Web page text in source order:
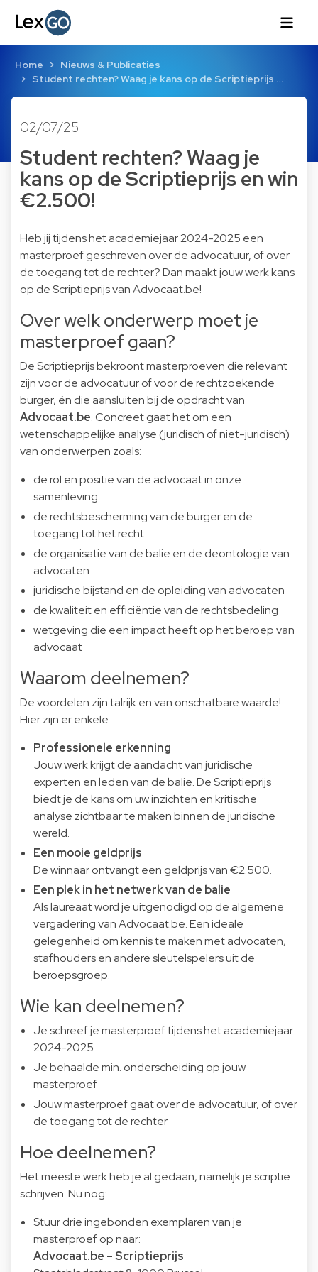
Home
Nieuws & Publicaties
Student rechten? Waag je kans op de Scriptieprijs …
02/07/25
Student rechten? Waag je
kans op de Scriptieprijs en win
€2.500!
Heb jij tijdens het academiejaar 2024-2025 een
masterproef geschreven over de advocatuur, of over
de toegang tot de rechter? Dan maakt jouw werk kans
op de Scriptieprijs van Advocaat.be!
Over welk onderwerp moet je
masterproef gaan?
De Scriptieprijs bekroont masterproeven die relevant
zijn voor de advocatuur of voor de rechtzoekende
burger, én die aansluiten bij de opdracht van
Advocaat.be. Concreet gaat het om een
wetenschappelijke analyse (juridisch of niet-juridisch)
van onderwerpen zoals:
de rol en positie van de advocaat in onze
samenleving
de rechtsbescherming van de burger en de
toegang tot het recht
de organisatie van de balie en de deontologie van
advocaten
juridische bijstand en de opleiding van advocaten
de kwaliteit en efficiëntie van de rechtsbedeling
wetgeving die een impact heeft op het beroep van
advocaat
Waarom deelnemen?
De voordelen zijn talrijk en van onschatbare waarde!
Hier zijn er enkele:
Professionele erkenning
Jouw werk krijgt de aandacht van juridische
experten en leden van de balie. De Scriptieprijs
biedt je de kans om uw inzichten en kritische
analyse zichtbaar te maken binnen de juridische
wereld.
Een mooie geldprijs
De winnaar ontvangt een geldprijs van €2.500.
Een plek in het netwerk van de balie
Als laureaat word je uitgenodigd op de algemene
vergadering van Advocaat.be. Een ideale
gelegenheid om kennis te maken met advocaten,
stafhouders en andere sleutelspelers uit de
beroepsgroep.
Wie kan deelnemen?
Je schreef je masterproef tijdens het academiejaar
2024-2025
Je behaalde min. onderscheiding op jouw
masterproef
Jouw masterproef gaat overde advocatuur, of over
de toegang tot de rechter
Hoe deelnemen?
Het meeste werk heb je al gedaan, namelijk je scriptie
schrijven. Nu nog:
Stuur drie ingebonden exemplaren van je
masterproef op naar:
Advocaat.be – Scriptieprijs